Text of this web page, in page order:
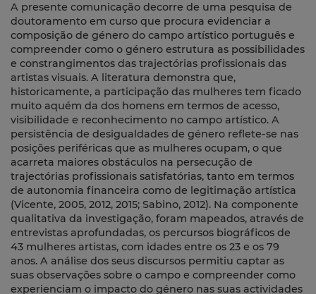
A presente comunicação decorre de uma pesquisa de
doutoramento em curso que procura evidenciar a
composição de género do campo artístico português e
compreender como o género estrutura as possibilidades
e constrangimentos das trajectórias profissionais das
artistas visuais. A literatura demonstra que,
historicamente, a participação das mulheres tem ficado
muito aquém da dos homens em termos de acesso,
visibilidade e reconhecimento no campo artístico. A
persistência de desigualdades de género reflete-se nas
posições periféricas que as mulheres ocupam, o que
acarreta maiores obstáculos na persecução de
trajectórias profissionais satisfatórias, tanto em termos
de autonomia financeira como de legitimação artística
(Vicente, 2005, 2012, 2015; Sabino, 2012). Na componente
qualitativa da investigação, foram mapeados, através de
entrevistas aprofundadas, os percursos biográficos de
43 mulheres artistas, com idades entre os 23 e os 79
anos. A análise dos seus discursos permitiu captar as
suas observações sobre o campo e compreender como
experienciam o impacto do género nas suas actividades